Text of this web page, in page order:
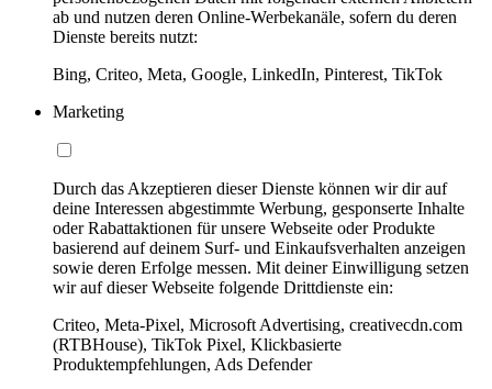
ab und nutzen deren Online-Werbekanäle, sofern du deren
Dienste bereits nutzt:
Bing, Criteo, Meta, Google, LinkedIn, Pinterest, TikTok
Marketing
Durch das Akzeptieren dieser Dienste können wir dir auf
deine Interessen abgestimmte Werbung, gesponserte Inhalte
oder Rabattaktionen für unsere Webseite oder Produkte
basierend auf deinem Surf- und Einkaufsverhalten anzeigen
sowie deren Erfolge messen. Mit deiner Einwilligung setzen
wir auf dieser Webseite folgende Drittdienste ein:
Criteo, Meta-Pixel, Microsoft Advertising, creativecdn.com
(RTBHouse), TikTok Pixel, Klickbasierte
Produktempfehlungen, Ads Defender